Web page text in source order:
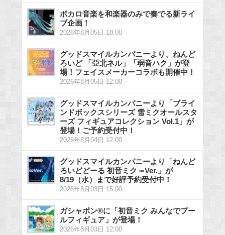
ボカロ音楽を和楽器のみで奏でる新ライ
ブ企画！
2026年8月05日 18:00
グッドスマイルカンパニーより、ねんど
ろいど 「亞北ネル」「弱音ハク」が登
場！フェイスメーカーコラボも開催中！
2026年8月05日 12:00
グッドスマイルカンパニーより「ブライ
ンドボックスシリーズ 雪ミクオールスタ
ーズ フィギュアコレクション Vol.1」が
登場！ご予約受付中！
2026年8月04日 12:00
グッドスマイルカンパニーより「ねんど
ろいどどーる 初音ミク ∞Ver.」が
8/19（水）まで好評予約受付中！
2026年8月03日 15:00
ガシャポン®に「初音ミク みんなでプー
ルフィギュア」が登場！
2026年8月03日 12:00